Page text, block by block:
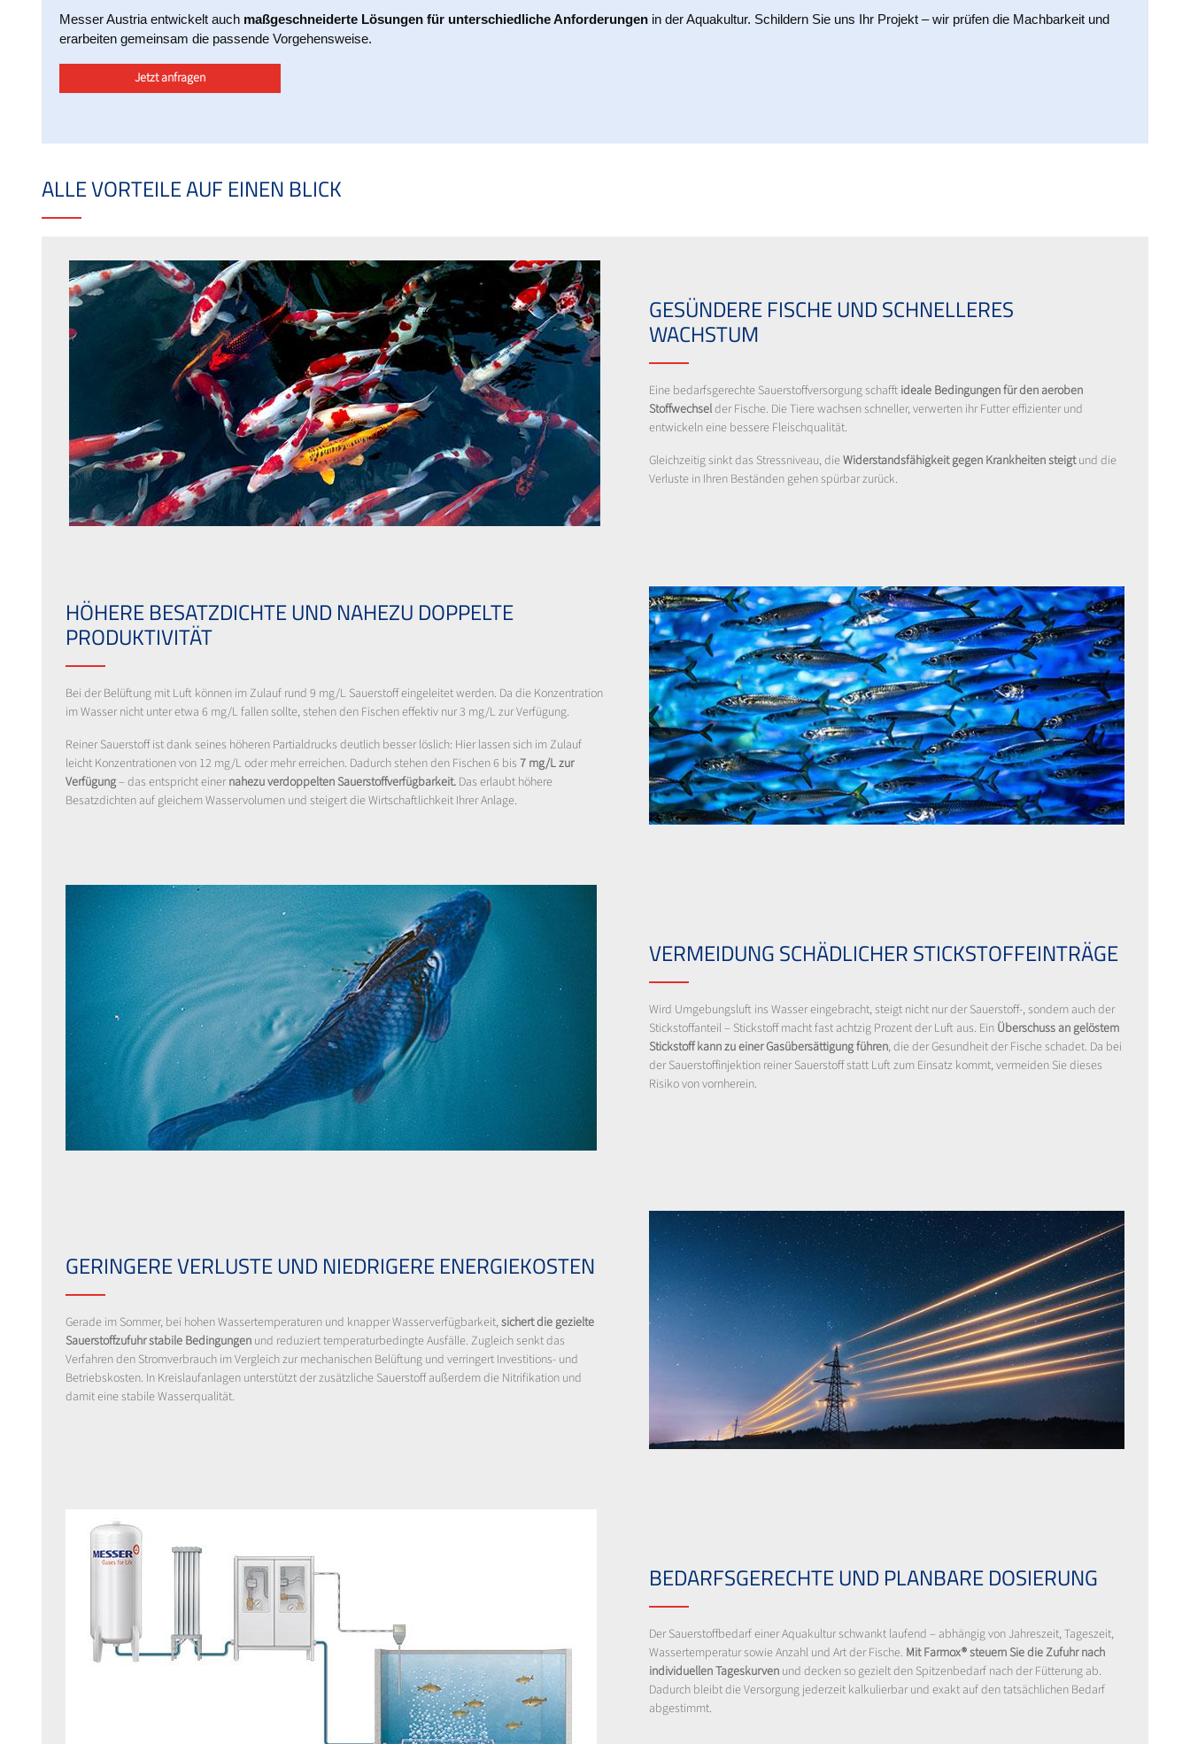
Messer Austria entwickelt auch maßgeschneiderte Lösungen für unterschiedliche Anforderungen in der Aquakultur. Schildern Sie uns Ihr Projekt – wir prüfen die Machbarkeit und
erarbeiten gemeinsam die passende Vorgehensweise.
Jetzt anfragen
ALLE VORTEILE AUF EINEN BLICK
GESÜNDERE FISCHE UND SCHNELLERES
WACHSTUM
Eine bedarfsgerechte Sauerstoffversorgung schafft ideale Bedingungen für den aeroben
Stoffwechselder Fische. Die Tiere wachsen schneller, verwerten ihr Futter effizienter und
entwickeln eine bessere Fleischqualität.
Gleichzeitig sinkt das Stressniveau, die Widerstandsfähigkeit gegen Krankheiten steigtund die
Verluste in Ihren Beständen gehen spürbar zurück.
HÖHERE BESATZDICHTE UND NAHEZU DOPPELTE
PRODUKTIVITÄT
Bei der Belüftung mit Luft können im Zulauf rund 9 mg/L Sauerstoff eingeleitet werden. Da die Konzentration
im Wasser nicht unter etwa 6 mg/L fallen sollte, stehen den Fischen effektiv nur 3 mg/L zur Verfügung.
Reiner Sauerstoff ist dank seines höheren Partialdrucks deutlich besser löslich: Hier lassen sich im Zulauf
leicht Konzentrationen von 12 mg/L oder mehr erreichen. Dadurch stehen den Fischen 6 bis 7 mg/L zur
Verfügung– das entspricht einernahezu verdoppelten Sauerstoffverfügbarkeit. Das erlaubt höhere
Besatzdichten auf gleichem Wasservolumen und steigert die Wirtschaftlichkeit Ihrer Anlage.
VERMEIDUNG SCHÄDLICHER STICKSTOFFEINTRÄGE
Wird Umgebungsluft ins Wasser eingebracht, steigt nicht nur der Sauerstoff-, sondern auch der
Stickstoffanteil – Stickstoff macht fast achtzig Prozent der Luft aus. Ein Überschuss an gelöstem
Stickstoff kann zu einer Gasübersättigung führen, die der Gesundheit der Fische schadet. Da bei
der Sauerstoffinjektion reiner Sauerstoff statt Luft zum Einsatz kommt, vermeiden Sie dieses
Risiko von vornherein.
GERINGERE VERLUSTE UND NIEDRIGERE ENERGIEKOSTEN
Gerade im Sommer, bei hohen Wassertemperaturen und knapper Wasserverfügbarkeit,sichert die gezielte
Sauerstoffzufuhr stabile Bedingungen und reduziert temperaturbedingte Ausfälle. Zugleich senkt das
Verfahren den Stromverbrauch im Vergleich zur mechanischen Belüftung und verringert Investitions- und
Betriebskosten. In Kreislaufanlagen unterstützt der zusätzliche Sauerstoff außerdem die Nitrifikation und
damit eine stabile Wasserqualität.
BEDARFSGERECHTE UND PLANBARE DOSIERUNG
Der Sauerstoffbedarf einer Aquakultur schwankt laufend – abhängig von Jahreszeit, Tageszeit,
Wassertemperatur sowie Anzahl und Art der Fische. Mit Farmox® steuern Sie die Zufuhr nach
individuellen Tageskurven und decken so gezielt den Spitzenbedarf nach der Fütterung ab.
Dadurch bleibt die Versorgung jederzeit kalkulierbar und exakt auf den tatsächlichen Bedarf
abgestimmt.